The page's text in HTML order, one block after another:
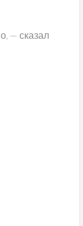
— сказал